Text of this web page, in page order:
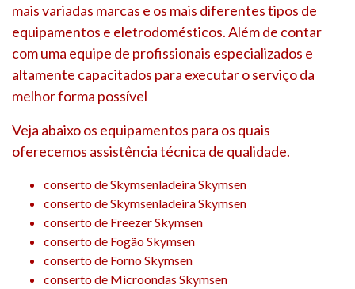
mais variadas marcas e os mais diferentes tipos de
equipamentos e eletrodomésticos. Além de contar
com uma equipe de profissionais especializados e
altamente capacitados para executar o serviço da
melhor forma possível
Veja abaixo os equipamentos para os quais
oferecemos assistência técnica de qualidade.
conserto de Skymsenladeira Skymsen
conserto de Skymsenladeira Skymsen
conserto de Freezer Skymsen
conserto de Fogão Skymsen
conserto de Forno Skymsen
conserto de Microondas Skymsen